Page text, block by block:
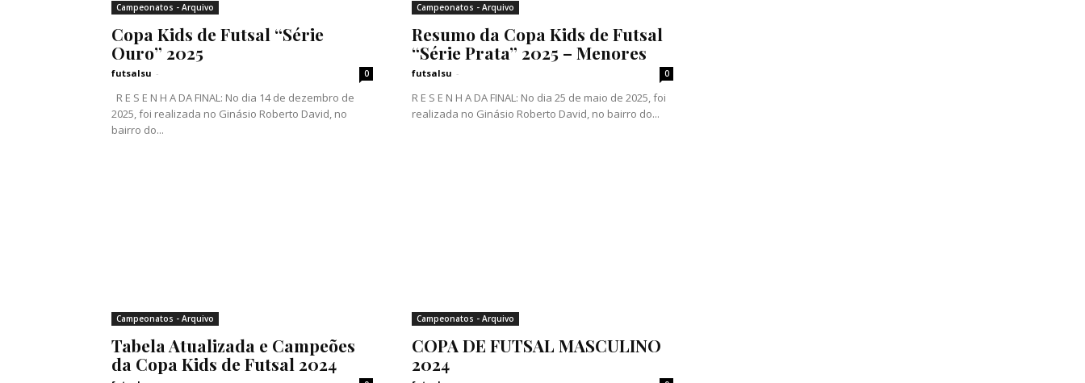
Campeonatos - Arquivo
Copa Kids de Futsal “Série
Ouro” 2025
futsalsu - 0
R E S E N H A DA FINAL: No dia 14 de dezembro de
2025, foi realizada no Ginásio Roberto David, no
bairro do...
Campeonatos - Arquivo
Resumo da Copa Kids de Futsal
“Série Prata” 2025 – Menores
futsalsu - 0
R E S E N H A DA FINAL: No dia 25 de maio de 2025, foi
realizada no Ginásio Roberto David, no bairro do...
Campeonatos - Arquivo
Tabela Atualizada e Campeões
da Copa Kids de Futsal 2024
Campeonatos - Arquivo
COPA DE FUTSAL MASCULINO
2024